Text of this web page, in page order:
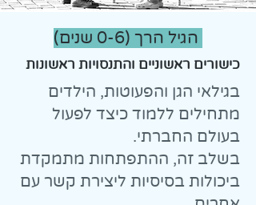
הגיל הרך (0-6 שנים)
כישורים ראשוניים והתנסויות ראשונות
בגילאי הגן והפעוטות, הילדים
מתחילים ללמוד כיצד לפעול
בעולם החברתי.
בשלב זה, ההתפתחות מתמקדת
ביכולות בסיסיות ליצירת קשר עם